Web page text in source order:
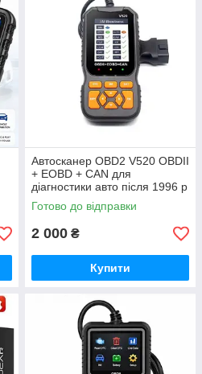
Автосканер OBD2 V520 OBDII
+ EOBD + CAN для
діагностики авто після 1996 р
Читання та скидання
помилок
Готово до відправки
2 000 ₴
Купити